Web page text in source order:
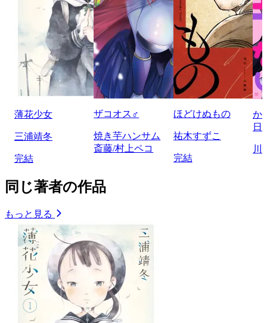
薄花少女
三浦靖冬
完結
ザコオス♂
焼き芋ハンサム
斎藤/村上ペコ
ほどけぬもの
祐木すずこ
完結
か
日
川
同じ著者の作品
もっと見る